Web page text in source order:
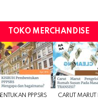
TOKO MERCHANDISE
PPPSRS
CARUT